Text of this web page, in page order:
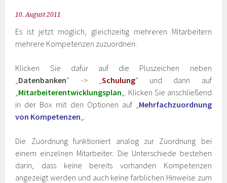
10. August 2011
Es ist jetzt möglich, gleichzeitig mehreren Mitarbeitern
mehrere Kompetenzen zuzuordnen.
Klicken Sie dafür auf die Pluszeichen neben
„Datenbanken“ -> „Schulung“ und dann auf
„Mitarbeiterentwicklungsplan„. Klicken Sie anschließend
in der Box mit den Optionen auf „Mehrfachzuordnung
von Kompetenzen„.
Die Zuordnung funktioniert analog zur Zuordnung bei
einem einzelnen Mitarbeiter. Die Unterschiede bestehen
darin, dass keine bereits vorhanden Kompetenzen
angezeigt werden und auch keine farblichen Hinweise zum